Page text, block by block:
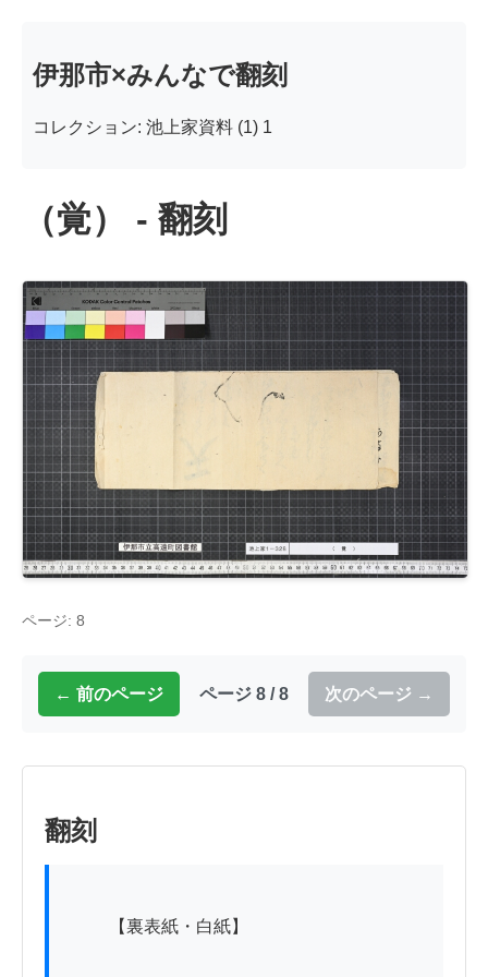
伊那市×みんなで翻刻
コレクション: 池上家資料 (1) 1
（覚） - 翻刻
ページ: 8
← 前のページ ページ 8 / 8 次のページ →
翻刻